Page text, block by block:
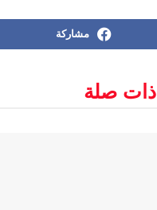
مشاركة
ذات صلة